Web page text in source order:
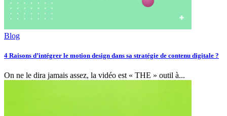
Blog
4 Raisons d’intégrer le motion design dans sa stratégie de contenu digitale ?
On ne le dira jamais assez, la vidéo est « THE » outil à...